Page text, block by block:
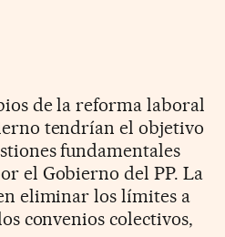
de la reforma laboral
tendrían el objetivo
fundamentales
el Gobierno del PP. La
eliminar los límites a
convenios colectivos,